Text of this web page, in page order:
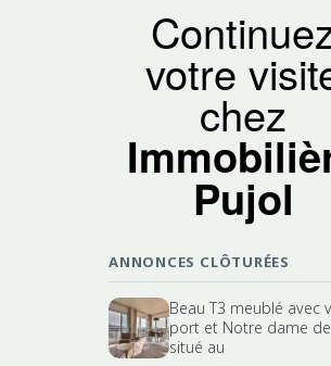
votre
chez
Pujol
ANNONCES CLÔTURÉES
Beau T3 meublé avec
port et Notre dame
situé au